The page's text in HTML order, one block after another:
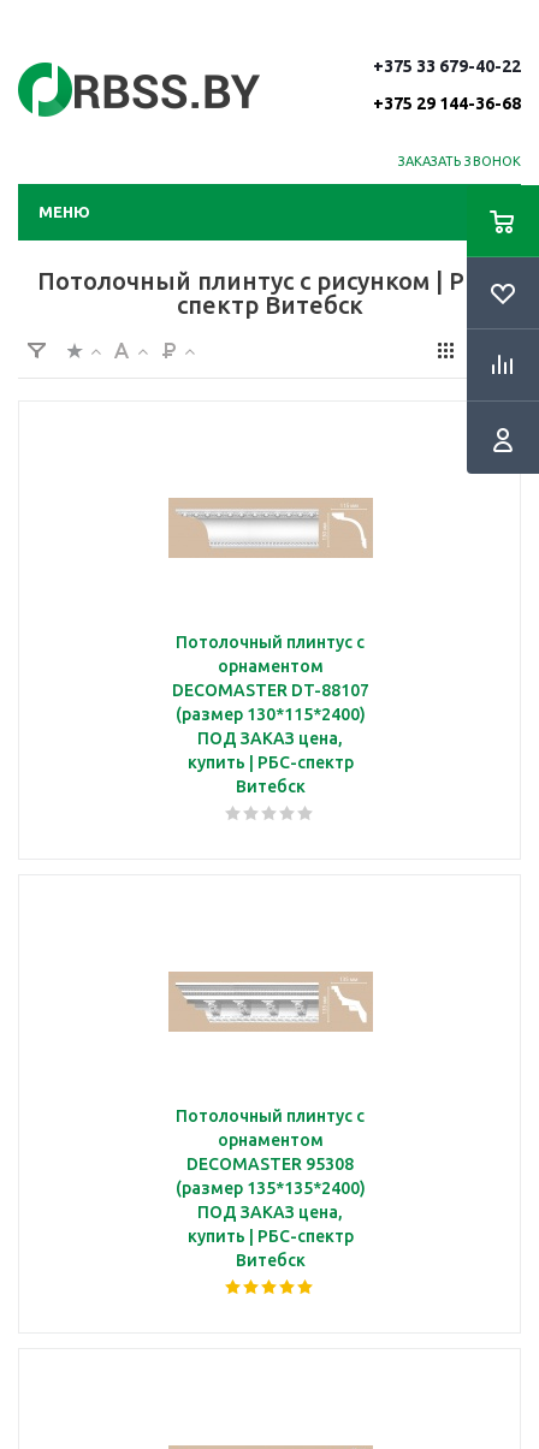
+375 33 679-40-22
+375 29 144-36-68
ЗАКАЗАТЬ ЗВОНОК
МЕНЮ
Потолочный плинтус с рисунком | РБС-
спектр Витебск
Потолочный плинтус с
орнаментом
DECOMASTER DT-88107
(размер 130*115*2400)
ПОД ЗАКАЗ цена,
купить | РБС-спектр
Витебск
Потолочный плинтус с
орнаментом
DECOMASTER 95308
(размер 135*135*2400)
ПОД ЗАКАЗ цена,
купить | РБС-спектр
Витебск